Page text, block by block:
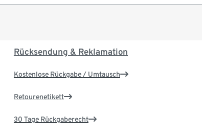
Rücksendung & Reklamation
Kostenlose Rückgabe / Umtausch
Retourenetikett
30 Tage Rückgaberecht